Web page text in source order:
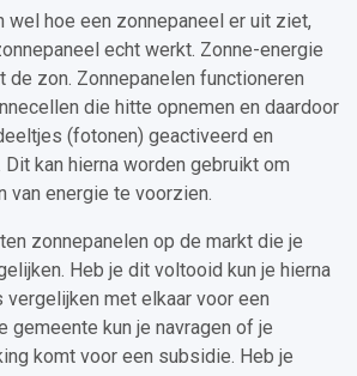
wel hoe een zonnepaneel er uit ziet,
echt werkt. Zonne-energie
de zon. Zonnepanelen functioneren
die hitte opnemen en daardoor
(fotonen) geactiveerd en
kan hierna worden gebruikt om
van energie te voorzien.
zonnepanelen op de markt die je
Heb je dit voltooid kun je hierna
vergelijken met elkaar voor een
gemeente kun je navragen of je
komt voor een subsidie. Heb je